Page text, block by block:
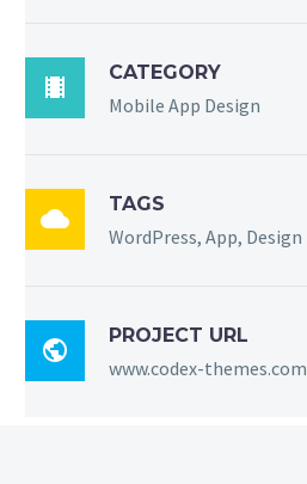

CATEGORY
Mobile App Design

TAGS
WordPress, App, Design

PROJECT URL
www.codex-themes.com